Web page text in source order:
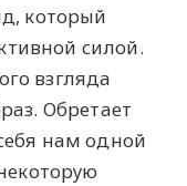
который
силой.
взгляда
Обретает
нам одной